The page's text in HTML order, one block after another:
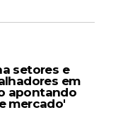
setores e
em
apontando
mercado'